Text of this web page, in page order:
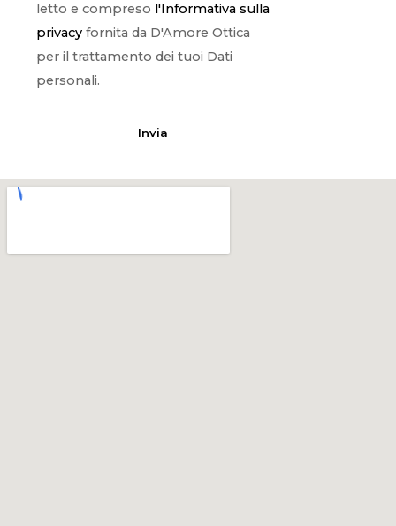
letto e compreso l'Informativa sulla
privacy fornita da D'Amore Ottica
per il trattamento dei tuoi Dati
personali.
Invia